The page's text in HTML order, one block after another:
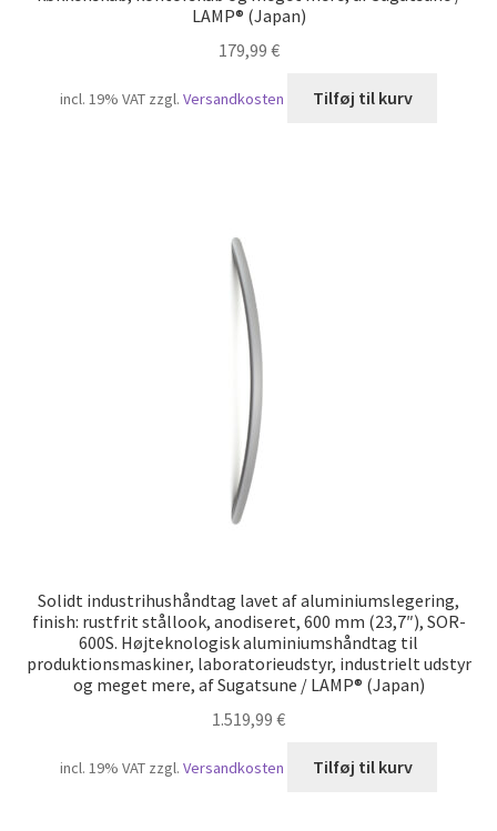
LAMP® (Japan)
179,99 €
incl. 19% VAT zzgl. Versandkosten Tilføj til kurv
Solidt industrihushåndtag lavet af aluminiumslegering,
finish: rustfrit stållook, anodiseret, 600 mm (23,7″), SOR-
600S. Højteknologisk aluminiumshåndtag til
produktionsmaskiner, laboratorieudstyr, industrielt udstyr
og meget mere, af Sugatsune / LAMP® (Japan)
1.519,99 €
incl. 19% VAT zzgl. Versandkosten Tilføj til kurv